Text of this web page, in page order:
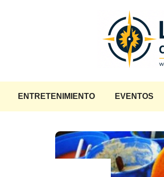
ENTRETENIMIENTO EVENTOS